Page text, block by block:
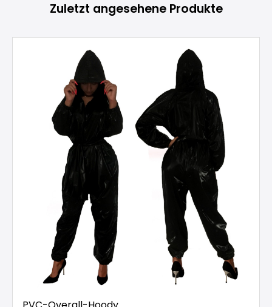
Zuletzt angesehene Produkte